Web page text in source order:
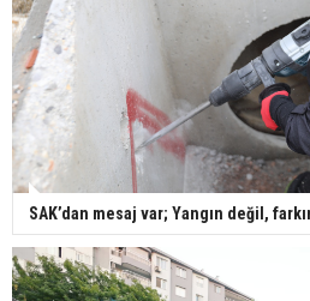
SAK’dan mesaj var; Yangın değil,